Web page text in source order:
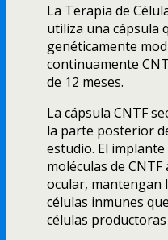
La Terapia de
utiliza una cápsula
genéticamente
continuamente
de 12 meses.
La cápsula CNTF
la parte posterior
estudio. El
moléculas de
ocular, mantengan
células inmunes
células productoras